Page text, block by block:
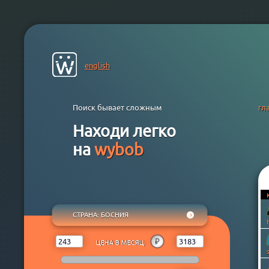
english
Поиск бывает сложным
Находи легко
на wybob
СТРАНА: БОСНИЯ
АВСТРАЛИЯ
АВСТРИЯ
ЦЕНА В МЕСЯЦ: ₽
$
€
₽
¥
₸